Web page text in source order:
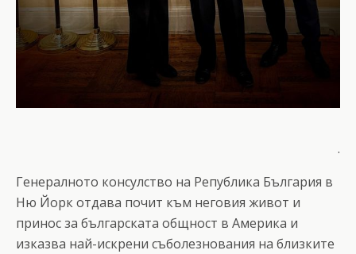
.
Генералното консулство на Република България в
Ню Йорк отдава почит към неговия живот и
принос за българската общност в Америка и
изказва най-искрени съболезнования на близките